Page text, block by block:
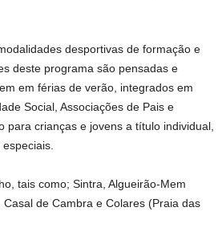
desportivas de formação e
deste programa são pensadas e
em férias de verão, integrados em
Social, Associações de Pais e
para crianças e jovens a título individual,
tais como; Sintra, Algueirão-Mem
de Cambra e Colares (Praia das